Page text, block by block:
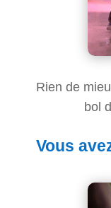
Rien de
bol
Vous